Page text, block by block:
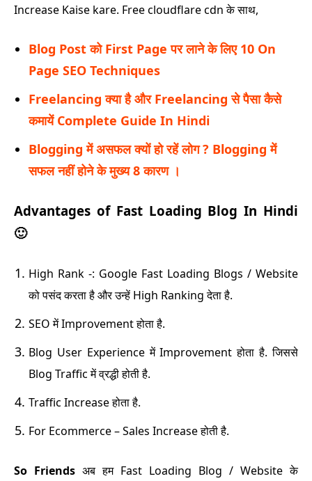
Increase Kaise kare. Free cloudflare cdn के साथ,
Blog Post को First Page पर लाने के लिए 10 On
Page SEO Techniques
Freelancing क्या है और Freelancing से पैसा कैसे
कमायें Complete Guide In Hindi
Blogging में असफल क्यों हो रहें लोग ? Blogging में
सफल नहीं होने के मुख्य 8 कारण ।
Advantages of Fast Loading Blog In Hindi
🙂
High Rank -: Google Fast Loading Blogs / Website
को पसंद करता है और उन्हें High Ranking देता है.
SEO में Improvement होता है.
Blog User Experience में Improvement होता है. जिससे
Blog Traffic में व्रद्धी होती है.
Traffic Increase होता है.
For Ecommerce – Sales Increase होती है.
So Friends अब हम Fast Loading Blog / Website के